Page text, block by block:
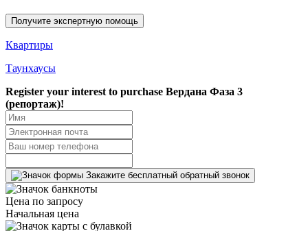
Получите экспертную помощь
Квартиры
Таунхаусы
Register your interest to purchase Вердана Фаза 3
(репортаж)!
Закажите бесплатный обратный звонок
Цена по запросу
Начальная цена